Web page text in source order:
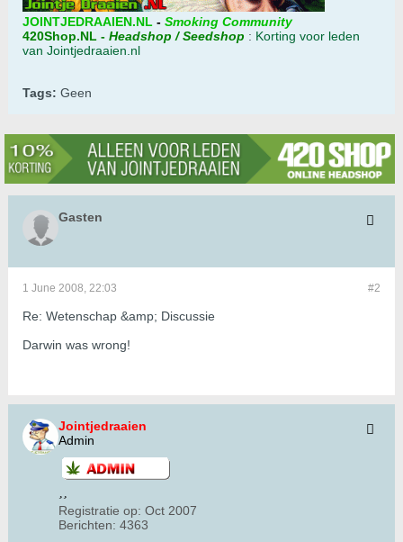
JOINTJEDRAAIEN.NL - Smoking Community
420Shop.NL - Headshop / Seedshop : Korting voor leden
van Jointjedraaien.nl
Tags: Geen
Gasten
#2
1 June 2008, 22:03
Re: Wetenschap &amp; Discussie
Darwin was wrong!
Jointjedraaien
Admin
Registratie op: Oct 2007
Berichten: 4363